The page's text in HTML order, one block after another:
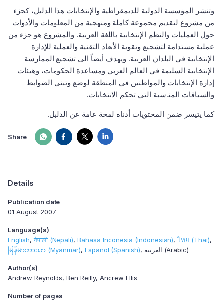
وتنشر المؤسسة الدولية للديمقراطية والإنتخابات هذا الدليل، كجزء
من مشروع لتقديم مجموعة كاملة ومنهجية من المعلومات والأدوات
حول العمليات والنظم الإنتخابية باللغة العربية. والمشروع هو جزء من
عملية مستدامة لتشجيع وتقوية الأبعاد التقنية والعملية للإدارة
الإنتخابية في البلدان العربية. ويهدف أيضاً الى تشجيع الممارسة
الإنتخابية السليمة في العالم العربي ومساعدة الحكومات، وهيئات
إدارة الإنتخابات والمواطنين في المنطقة لوضع وتبني الضوابط
والسياقات المناسبة التي تحكم الانتخابات.
كما يتيسر ضمن المحتويات أدناه لمحة عامة عن الدليل.
Share
Details
Publication date
01 August 2007
Language(s)
English नेपाली (Nepali) Bahasa Indonesia (Indonesian) ไทย (Thai)
မြန်မာဘာသာ (Myanmar) Español (Spanish) العربية (Arabic)
Author(s)
Andrew Reynolds, Ben Reilly, Andrew Ellis
Number of pages